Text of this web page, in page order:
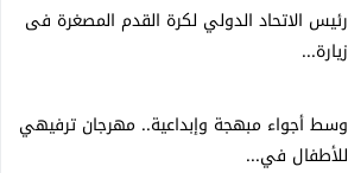
رئيس الاتحاد الدولي لكرة القدم المصغرة فى
زيارة...
وسط أجواء مبهجة وإبداعية.. مهرجان ترفيهي
للأطفال في...